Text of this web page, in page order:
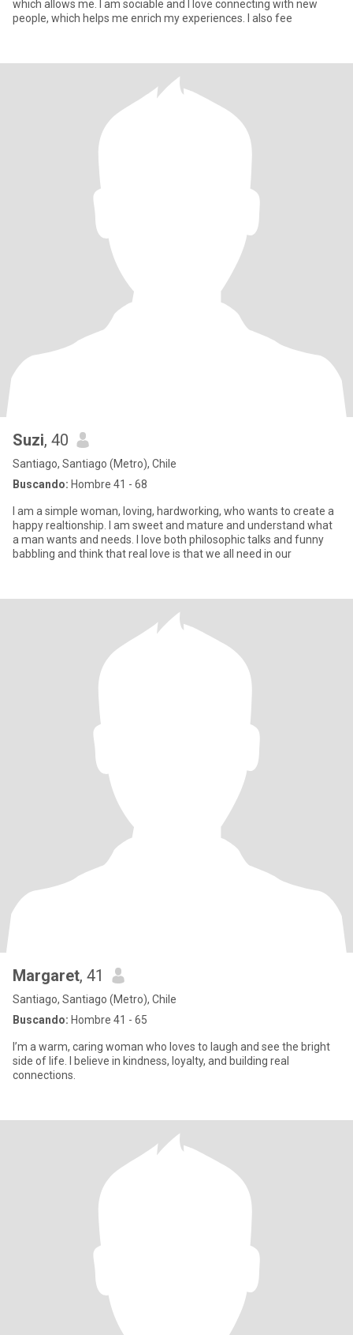
which allows me. I am sociable and I love connecting with new
people, which helps me enrich my experiences. I also fee
Suzi, 40
Santiago, Santiago (Metro), Chile
Buscando: Hombre 41 - 68
I am a simple woman, loving, hardworking, who wants to create a
happy realtionship. I am sweet and mature and understand what
a man wants and needs. I love both philosophic talks and funny
babbling and think that real love is that we all need in our
Margaret, 41
Santiago, Santiago (Metro), Chile
Buscando: Hombre 41 - 65
I’m a warm, caring woman who loves to laugh and see the bright
side of life. I believe in kindness, loyalty, and building real
connections.